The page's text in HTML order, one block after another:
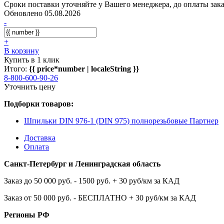
Сроки поставки уточняйте у Вашего менеджера, до оплаты
Обновлено 05.08.2026
-
+
В корзину
Купить в 1 клик
Итого: {{ price*number | localeString }}
8-800-600-90-26
Уточнить цену
Подборки товаров:
Шпильки DIN 976-1 (DIN 975) полнорезьбовые Партнер
Доставка
Оплата
Санкт-Петербург и Ленинградская область
Заказ до 50 000 руб. - 1500 руб. + 30 руб/км за КАД
Заказ от 50 000 руб. - БЕСПЛАТНО + 30 руб/км за КАД
Регионы РФ